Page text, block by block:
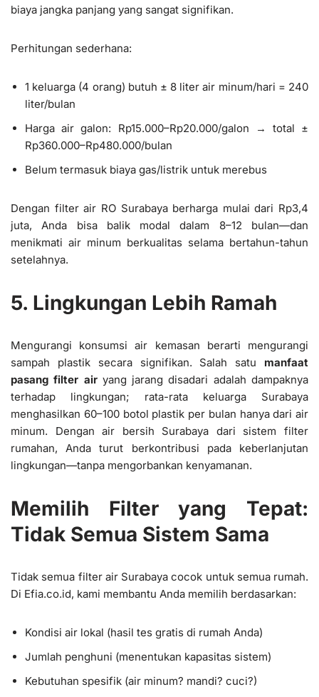
biaya jangka panjang yang sangat signifikan.
Perhitungan sederhana:
1 keluarga (4 orang) butuh ± 8 liter air minum/hari = 240
liter/bulan
Harga air galon: Rp15.000–Rp20.000/galon → total ±
Rp360.000–Rp480.000/bulan
Belum termasuk biaya gas/listrik untuk merebus
Dengan filter air RO Surabaya berharga mulai dari Rp3,4
juta, Anda bisa balik modal dalam 8–12 bulan—dan
menikmati air minum berkualitas selama bertahun-tahun
setelahnya.
5. Lingkungan Lebih Ramah
Mengurangi konsumsi air kemasan berarti mengurangi
sampah plastik secara signifikan. Salah satu manfaat
pasang filter airyang jarang disadari adalah dampaknya
terhadap lingkungan; rata-rata keluarga Surabaya
menghasilkan 60–100 botol plastik per bulan hanya dari air
minum. Dengan air bersih Surabaya dari sistem filter
rumahan, Anda turut berkontribusi pada keberlanjutan
lingkungan—tanpa mengorbankan kenyamanan.
Memilih Filter yang Tepat:
Tidak Semua Sistem Sama
Tidak semua filter air Surabaya cocok untuk semua rumah.
Di Efia.co.id, kami membantu Anda memilih berdasarkan:
Kondisi air lokal (hasil tes gratis di rumah Anda)
Jumlah penghuni (menentukan kapasitas sistem)
Kebutuhan spesifik (air minum? mandi? cuci?)